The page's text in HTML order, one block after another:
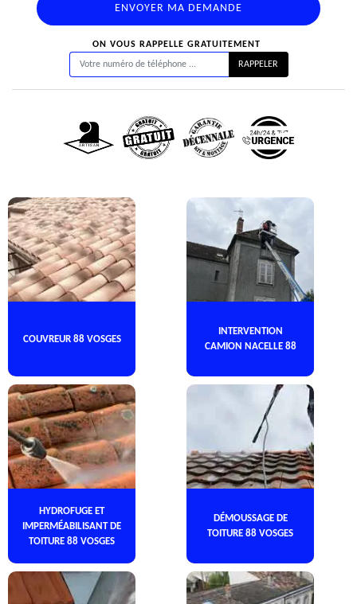
ON VOUS RAPPELLE GRATUITEMENT
COUVREUR 88 VOSGES
INTERVENTION
CAMION NACELLE 88
HYDROFUGE ET
IMPERMÉABILISANT DE
TOITURE 88 VOSGES
DÉMOUSSAGE DE
TOITURE 88 VOSGES